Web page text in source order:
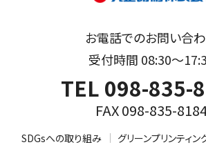
お電話でのお問い合
受付時間 08:30～
TEL 098-835-
FAX 098-835-
SDGsへの取り組み
グリーンプリンティ